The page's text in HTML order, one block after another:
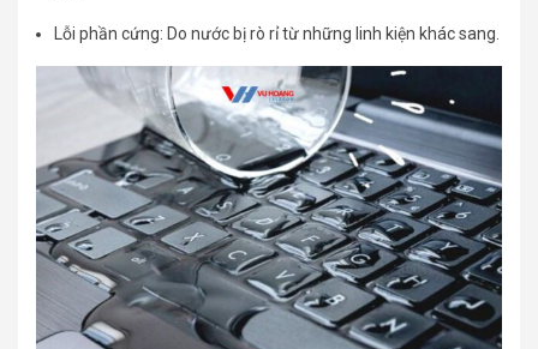
Lỗi phần cứng: Do nước bị rò rỉ từ những linh kiện khác sang.